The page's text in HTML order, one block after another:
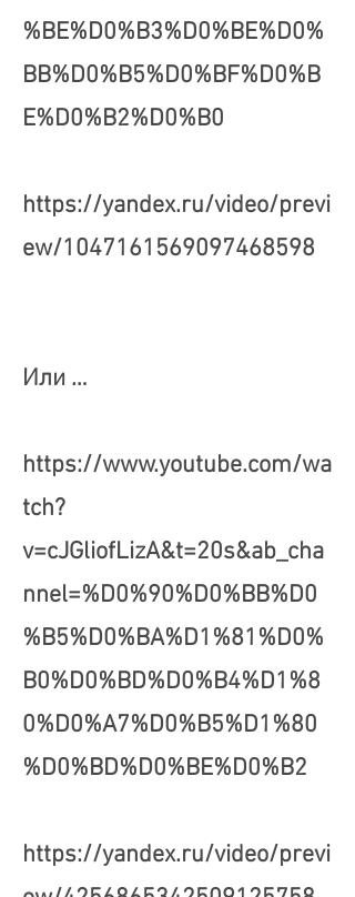
%BE%D0%B3%D0%BE%D0%
BB%D0%B5%D0%BF%D0%B
E%D0%B2%D0%B0
https://yandex.ru/video/previ
ew/1047161569097468598
Или …
https://www.youtube.com/wa
tch?
v=cJGliofLizA&t=20s&ab_cha
nnel=%D0%90%D0%BB%D0
%B5%D0%BA%D1%81%D0%
B0%D0%BD%D0%B4%D1%8
0%D0%A7%D0%B5%D1%80
%D0%BD%D0%BE%D0%B2
https://yandex.ru/video/previ